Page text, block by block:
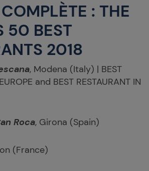
: THE
50 BEST
2018
, Modena (Italy) | BEST
and BEST RESTAURANT IN
Roca, Girona (Spain)
(France)